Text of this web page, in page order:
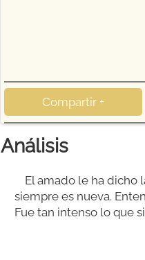
Compartir +
Análisis
El amado le ha dicho
siempre es nueva.
Fue tan intenso lo que